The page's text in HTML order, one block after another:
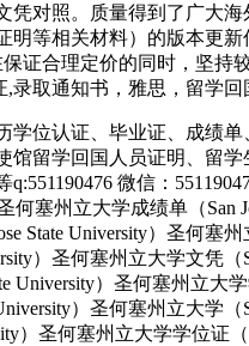
对照。质量得到了广大
等相关材料）的版本更
证合理定价的同时，坚
,录取通知书，雅思，留学回
位认证、毕业证、成绩
留学回国人员证明、留
微信：
何塞州立大学成绩单（
State University）圣何
）圣何塞州立大学文
University）圣何塞州立
）圣何塞州立大学
）圣何塞州立大学学位证